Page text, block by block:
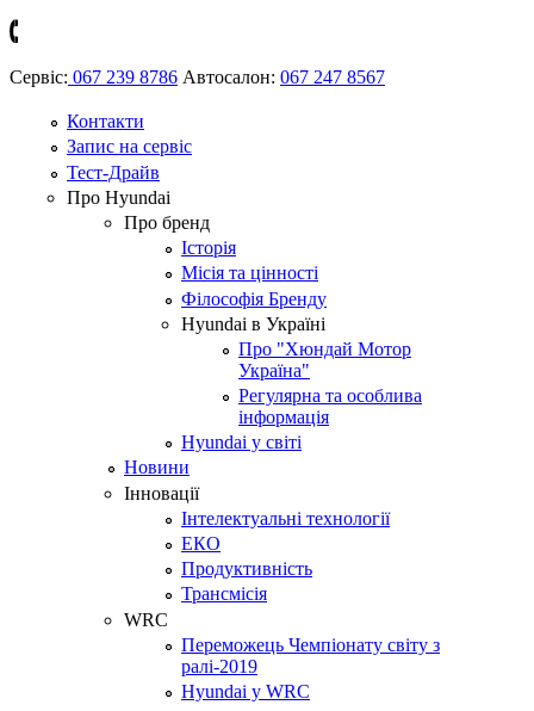
Сервіс: 067 239 8786 Автосалон: 067 247 8567
Контакти
Запис на сервіс
Тест-Драйв
Про Hyundai
Про бренд
Історія
Місія та цінності
Філософія Бренду
Hyundai в Україні
Про "Хюндай Мотор
Україна"
Регулярна та особлива
інформація
Hyundai у світі
Новини
Інновації
Інтелектуальні технології
ЕКО
Продуктивність
Трансмісія
WRC
Переможець Чемпіонату світу з
ралі-2019
Hyundai у WRC